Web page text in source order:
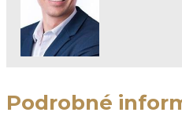
Podrobné